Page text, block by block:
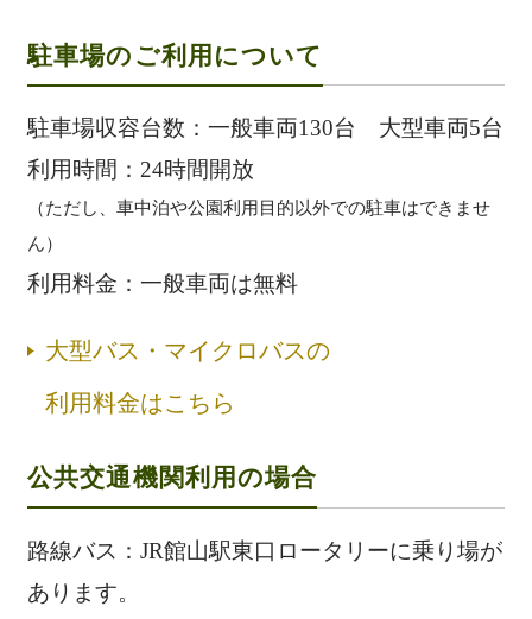
駐車場のご利用について
駐車場収容台数：一般車両130台 大型車両5台
利用時間：24時間開放
（ただし、車中泊や公園利用目的以外での駐車はできませ
ん）
利用料金：一般車両は無料
大型バス・マイクロバスの
利用料金はこちら
公共交通機関利用の場合
路線バス：JR館山駅東口ロータリーに乗り場が
あります。